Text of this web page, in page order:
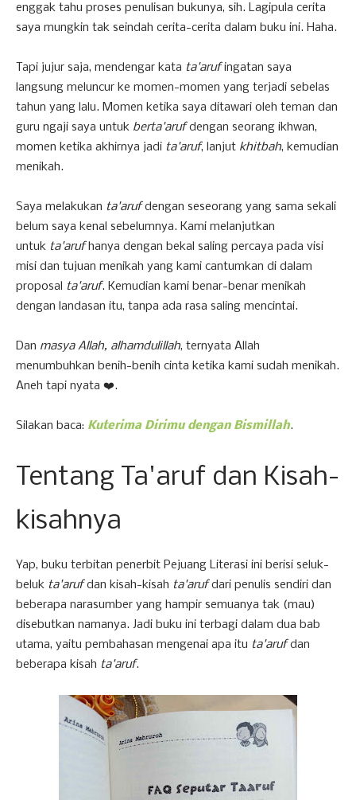
enggak tahu proses penulisan bukunya, sih. Lagipula cerita
saya mungkin tak seindah cerita-cerita dalam buku ini. Haha.
Tapi jujur saja, mendengar kata ta'arufingatan saya
langsung meluncur ke momen-momen yang terjadi sebelas
tahun yang lalu. Momen ketika saya ditawari oleh teman dan
guru ngaji saya untuk berta'arufdengan seorang ikhwan,
momen ketika akhirnya jadi ta'aruf, lanjut khitbah, kemudian
menikah.
Saya melakukan ta'arufdengan seseorang yang sama sekali
belum saya kenal sebelumnya. Kami melanjutkan
untuk ta'arufhanya dengan bekal saling percaya pada visi
misi dan tujuan menikah yang kami cantumkan di dalam
proposal
ta'aruf. Kemudian kami benar-benar menikah
dengan landasan itu, tanpa ada rasa saling mencintai.
Dan masya Allah, alhamdulillah, ternyata Allah
menumbuhkan benih-benih cinta ketika kami sudah menikah.
Aneh tapi nyata ❤️.
Silakan baca: Kuterima Dirimu dengan Bismillah.
Tentang Ta'aruf dan Kisah-
kisahnya
Yap, buku terbitan penerbit Pejuang Literasi ini berisi seluk-
beluk ta'arufdan kisah-kisah ta'arufdari penulis sendiri dan
beberapa narasumber yang hampir semuanya tak (mau)
disebutkan namanya. Jadi buku ini terbagi dalam dua bab
utama, yaitu pembahasan mengenai apa itu ta'arufdan
beberapa kisah ta'aruf.